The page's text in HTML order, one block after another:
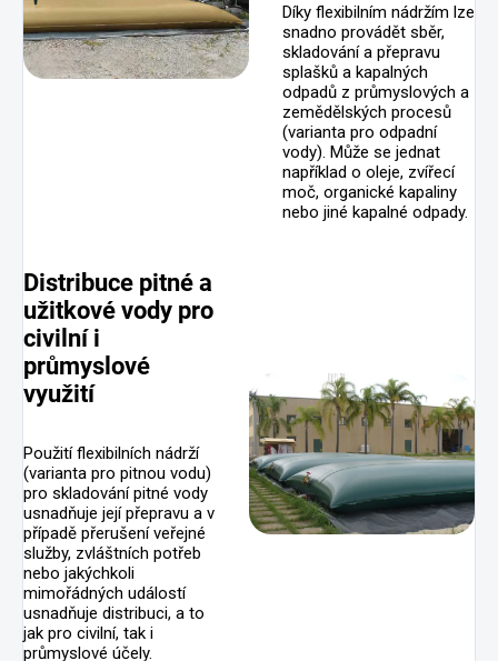
Díky flexibilním nádržím lze
snadno provádět sběr,
skladování a přepravu
splašků a kapalných
odpadů z průmyslových a
zemědělských procesů
(varianta pro odpadní
vody). Může se jednat
například o oleje, zvířecí
moč, organické kapaliny
nebo jiné kapalné odpady.
Distribuce pitné a
užitkové vody pro
civilní i
průmyslové
využití
Použití flexibilních nádrží
(varianta pro pitnou vodu)
pro skladování pitné vody
usnadňuje její přepravu a v
případě přerušení veřejné
služby, zvláštních potřeb
nebo jakýchkoli
mimořádných událostí
usnadňuje distribuci, a to
jak pro civilní, tak i
průmyslové účely.